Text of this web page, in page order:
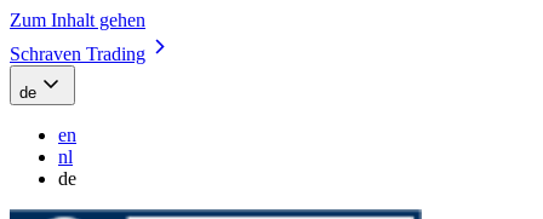
Zum Inhalt gehen
Schraven Trading
de
en
nl
de